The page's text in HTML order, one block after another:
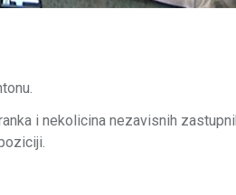
i nekolicina nezavisnih